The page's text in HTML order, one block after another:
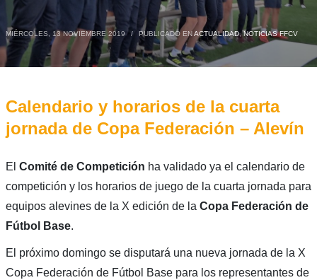
MIÉRCOLES, 13 NOVIEMBRE 2019 / PUBLICADO ENACTUALIDAD,NOTICIAS FFCV
Calendario y horarios de la cuarta
jornada de Copa Federación – Alevín
El Comité de Competición ha validado ya el calendario de
competición y los horarios de juego de la cuarta jornada para
equipos alevines de la X edición de la Copa Federación de
Fútbol Base.
El próximo domingo se disputará una nueva jornada de la X
Copa Federación de Fútbol Base para los representantes de